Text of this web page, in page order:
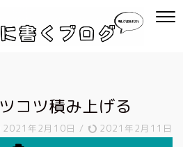
コツ積み上げる
2021年2月10日 / 2021年2月11日